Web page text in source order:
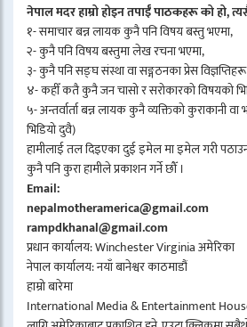
नेपाल मदर हाम्रो होइन तपाईँ पाठकहरू को हो,
१- समाचार बन्न लायक कुनै पनि विषय बस्तु भएमा,
२- कुनै पनि विषय बस्तुमा लेख रचना भएमा,
३- कुनै पनि सङ्घ संस्था वा सङ्गठनका प्रेस
४- कहीँ कतै कुनै जन चासो र सरोकारको विषयको
५- अन्तर्वार्ता बन्न लायक कुनै व्यक्तिको कुराकानी
भिडियो दुवै)
हामीलाई तल दिइएका दुई इमेल मा इमेल गरी
कुनै पनि कुरा हामीले प्रकाशन गर्ने छौँ ।
Email:
nepalmotheramerica@gmail.com
rampdkhanal@gmail.com
प्रधान कार्यालय: Winchester Virginia अमेरिका
नेपाल कार्यालय: नयाँ बानेश्वर काठमाडौं
हाम्रो बारेमा
International Media & Entertainment